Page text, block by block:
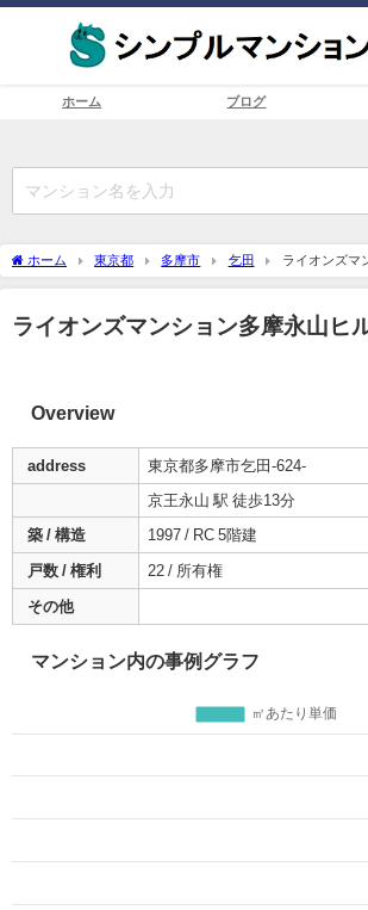
ホーム ブログ
ホーム 東京都 多摩市 乞田 ライオンズマ
ライオンズマンション多摩永山ヒ
Overview
address 東京都多摩市乞田-624-
京王永山 駅 徒歩13分
築 / 構造 1997 / RC 5階建
戸数 / 権利 22 / 所有権
その他
マンション内の事例グラフ